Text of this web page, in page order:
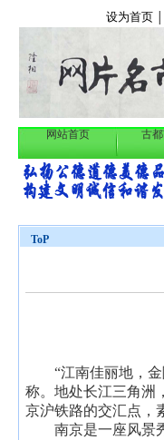
设为首页
网站首页 古
ToP
“江南佳丽地，金
称。地处长江三角
京沪铁路的交汇点，
南京是一座风景秀